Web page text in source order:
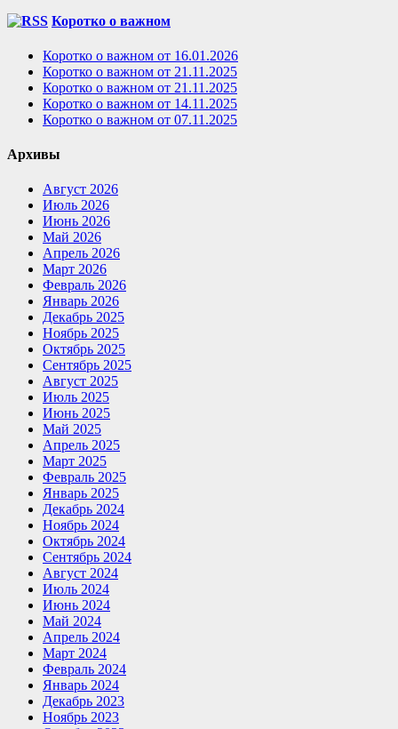
Коротко о важном
Коротко о важном от 16.01.2026
Коротко о важном от 21.11.2025
Коротко о важном от 21.11.2025
Коротко о важном от 14.11.2025
Коротко о важном от 07.11.2025
Архивы
Август 2026
Июль 2026
Июнь 2026
Май 2026
Апрель 2026
Март 2026
Февраль 2026
Январь 2026
Декабрь 2025
Ноябрь 2025
Октябрь 2025
Сентябрь 2025
Август 2025
Июль 2025
Июнь 2025
Май 2025
Апрель 2025
Март 2025
Февраль 2025
Январь 2025
Декабрь 2024
Ноябрь 2024
Октябрь 2024
Сентябрь 2024
Август 2024
Июль 2024
Июнь 2024
Май 2024
Апрель 2024
Март 2024
Февраль 2024
Январь 2024
Декабрь 2023
Ноябрь 2023